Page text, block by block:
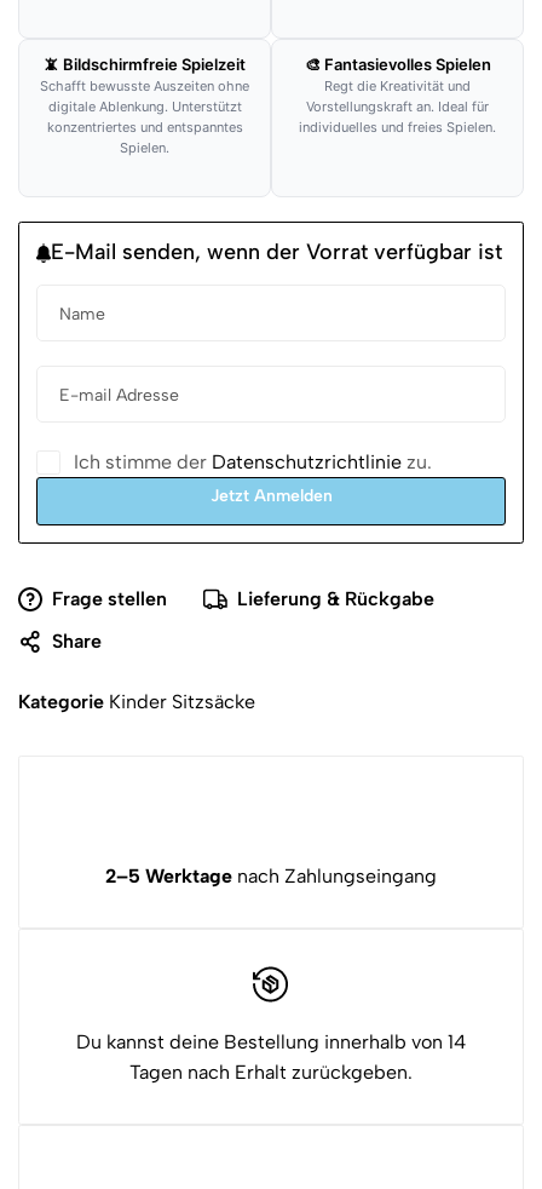
📵 Bildschirmfreie Spielzeit
Schafft bewusste Auszeiten ohne
digitale Ablenkung. Unterstützt
konzentriertes und entspanntes
Spielen.
🎨 Fantasievolles Spielen
Regt die Kreativität und
Vorstellungskraft an. Ideal für
individuelles und freies Spielen.
E-Mail senden, wenn der Vorrat verfügbar ist
Ich stimme der Datenschutzrichtlinie zu.
Jetzt Anmelden
Frage stellen
Lieferung & Rückgabe
Share
Kategorie Kinder Sitzsäcke
2–5 Werktage nach Zahlungseingang
Du kannst deine Bestellung innerhalb von 14
Tagen nach Erhalt zurückgeben.